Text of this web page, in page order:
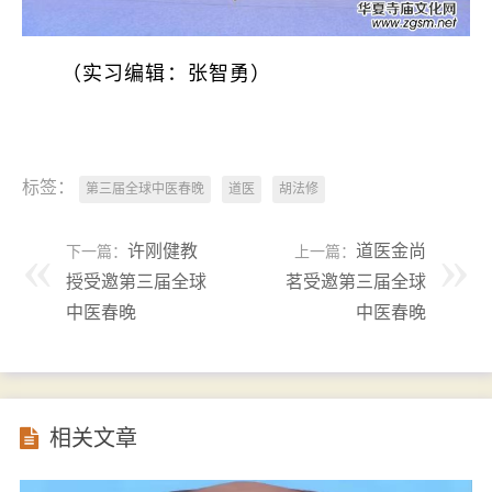
（实习编辑：张智勇）
标签： 第三届全球中医春晚 道医 胡法修
下一篇： 许刚健教
授受邀第三届全球
中医春晚
上一篇： 道医金尚
茗受邀第三届全球
中医春晚
相关文章